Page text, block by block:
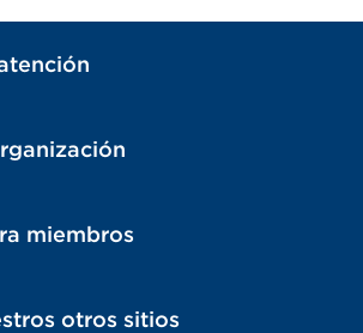
miembros
otros sitios